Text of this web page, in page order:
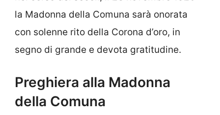
la Madonna della Comuna sarà onorata
con solenne rito della Corona d’oro, in
segno di grande e devota gratitudine.
Preghiera alla Madonna
della Comuna